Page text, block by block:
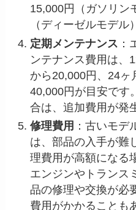
15,000円（ガソリン
（ディーゼルモデル
定期メンテナンス ：
ンテナンス費用は、
から20,000円、24ヶ
40,000円が目安です
合は、追加費用が発
修理費用 ：古いモデ
は、部品の入手が難
理費用が高額になる
エンジンやトランス
品の修理や交換が必
費用がかかることも